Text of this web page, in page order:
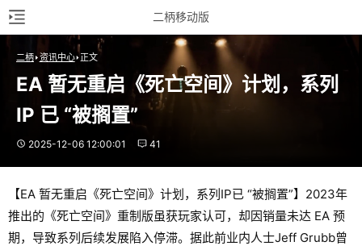
二柄移动版
二柄 资讯中心 正文
EA 暂无重启《死亡空间》计划，系列
IP 已 “被搁置”
2025-12-06 12:00:01 41
【EA 暂无重启《死亡空间》计划，系列IP已 “被搁置”】2023年
推出的《死亡空间》重制版虽获玩家认可，却因销量未达 EA 预
期，导致系列后续发展陷入停滞。据此前业内人士Jeff Grubb曾